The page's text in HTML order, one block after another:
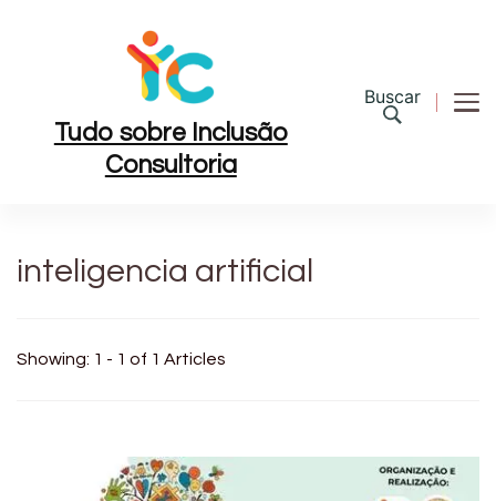
Tudo sobre Inclusão
Consultoria
Buscar
inteligencia artificial
Showing: 1 - 1 of 1 Articles